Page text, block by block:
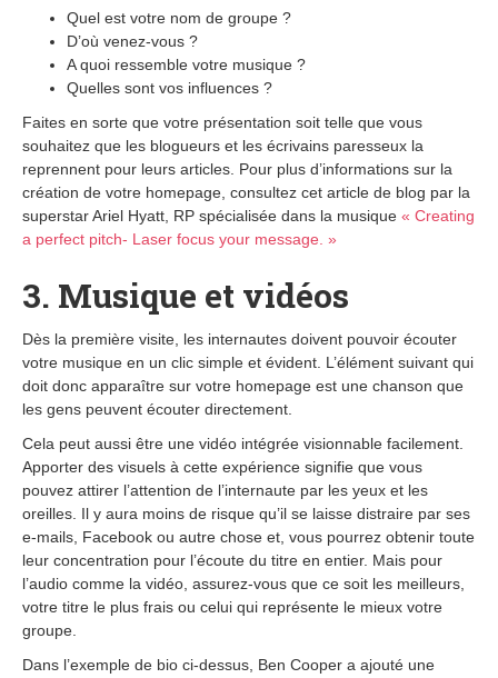
Quel est votre nom de groupe ?
D’où venez-vous ?
A quoi ressemble votre musique ?
Quelles sont vos influences ?
Faites en sorte que votre présentation soit telle que vous
souhaitez que les blogueurs et les écrivains paresseux la
reprennent pour leurs articles. Pour plus d’informations sur la
création de votre homepage, consultez cet article de blog par la
superstar Ariel Hyatt, RP spécialisée dans la musique « Creating
a perfect pitch- Laser focus your message. »
3. Musique et vidéos
Dès la première visite, les internautes doivent pouvoir écouter
votre musique en un clic simple et évident. L’élément suivant qui
doit donc apparaître sur votre homepage est une chanson que
les gens peuvent écouter directement.
Cela peut aussi être une vidéo intégrée visionnable facilement.
Apporter des visuels à cette expérience signifie que vous
pouvez attirer l’attention de l’internaute par les yeux et les
oreilles. Il y aura moins de risque qu’il se laisse distraire par ses
e-mails, Facebook ou autre chose et, vous pourrez obtenir toute
leur concentration pour l’écoute du titre en entier. Mais pour
l’audio comme la vidéo, assurez-vous que ce soit les meilleurs,
votre titre le plus frais ou celui qui représente le mieux votre
groupe.
Dans l’exemple de bio ci-dessus, Ben Cooper a ajouté une